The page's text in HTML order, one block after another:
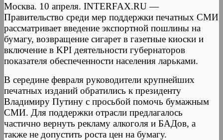
Москва. 10 апреля. INTERFAX.RU —
Правительство среди мер поддержки печатных СМИ
рассматривает введение экспортной пошлины на
бумагу, возвращение сигарет в газетные киоски и
включение в KPI деятельности губернаторов
показателя обеспеченности населения ларьками.
В середине февраля руководители крупнейших
печатных изданий обратились к президенту
Владимиру Путину с просьбой помочь бумажным
СМИ. Для поддержки отрасли предлагалось
частично вернуть рекламу алкоголя и БАДов, а
также не допустить роста цен на бумагу.